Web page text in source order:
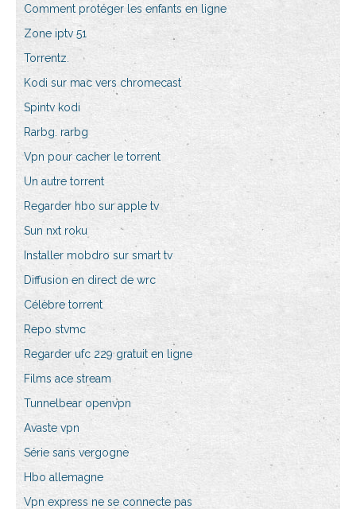
Comment protéger les enfants en ligne
Zone iptv 51
Torrentz.
Kodi sur mac vers chromecast
Spintv kodi
Rarbg. rarbg
Vpn pour cacher le torrent
Un autre torrent
Regarder hbo sur apple tv
Sun nxt roku
Installer mobdro sur smart tv
Diffusion en direct de wrc
Célèbre torrent
Repo stvmc
Regarder ufc 229 gratuit en ligne
Films ace stream
Tunnelbear openvpn
Avaste vpn
Série sans vergogne
Hbo allemagne
Vpn express ne se connecte pas